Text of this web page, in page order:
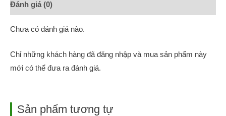
Đánh giá (0)
Chưa có đánh giá nào.
Chỉ những khách hàng đã đăng nhập và mua sản phẩm này
mới có thể đưa ra đánh giá.
Sản phẩm tương tự